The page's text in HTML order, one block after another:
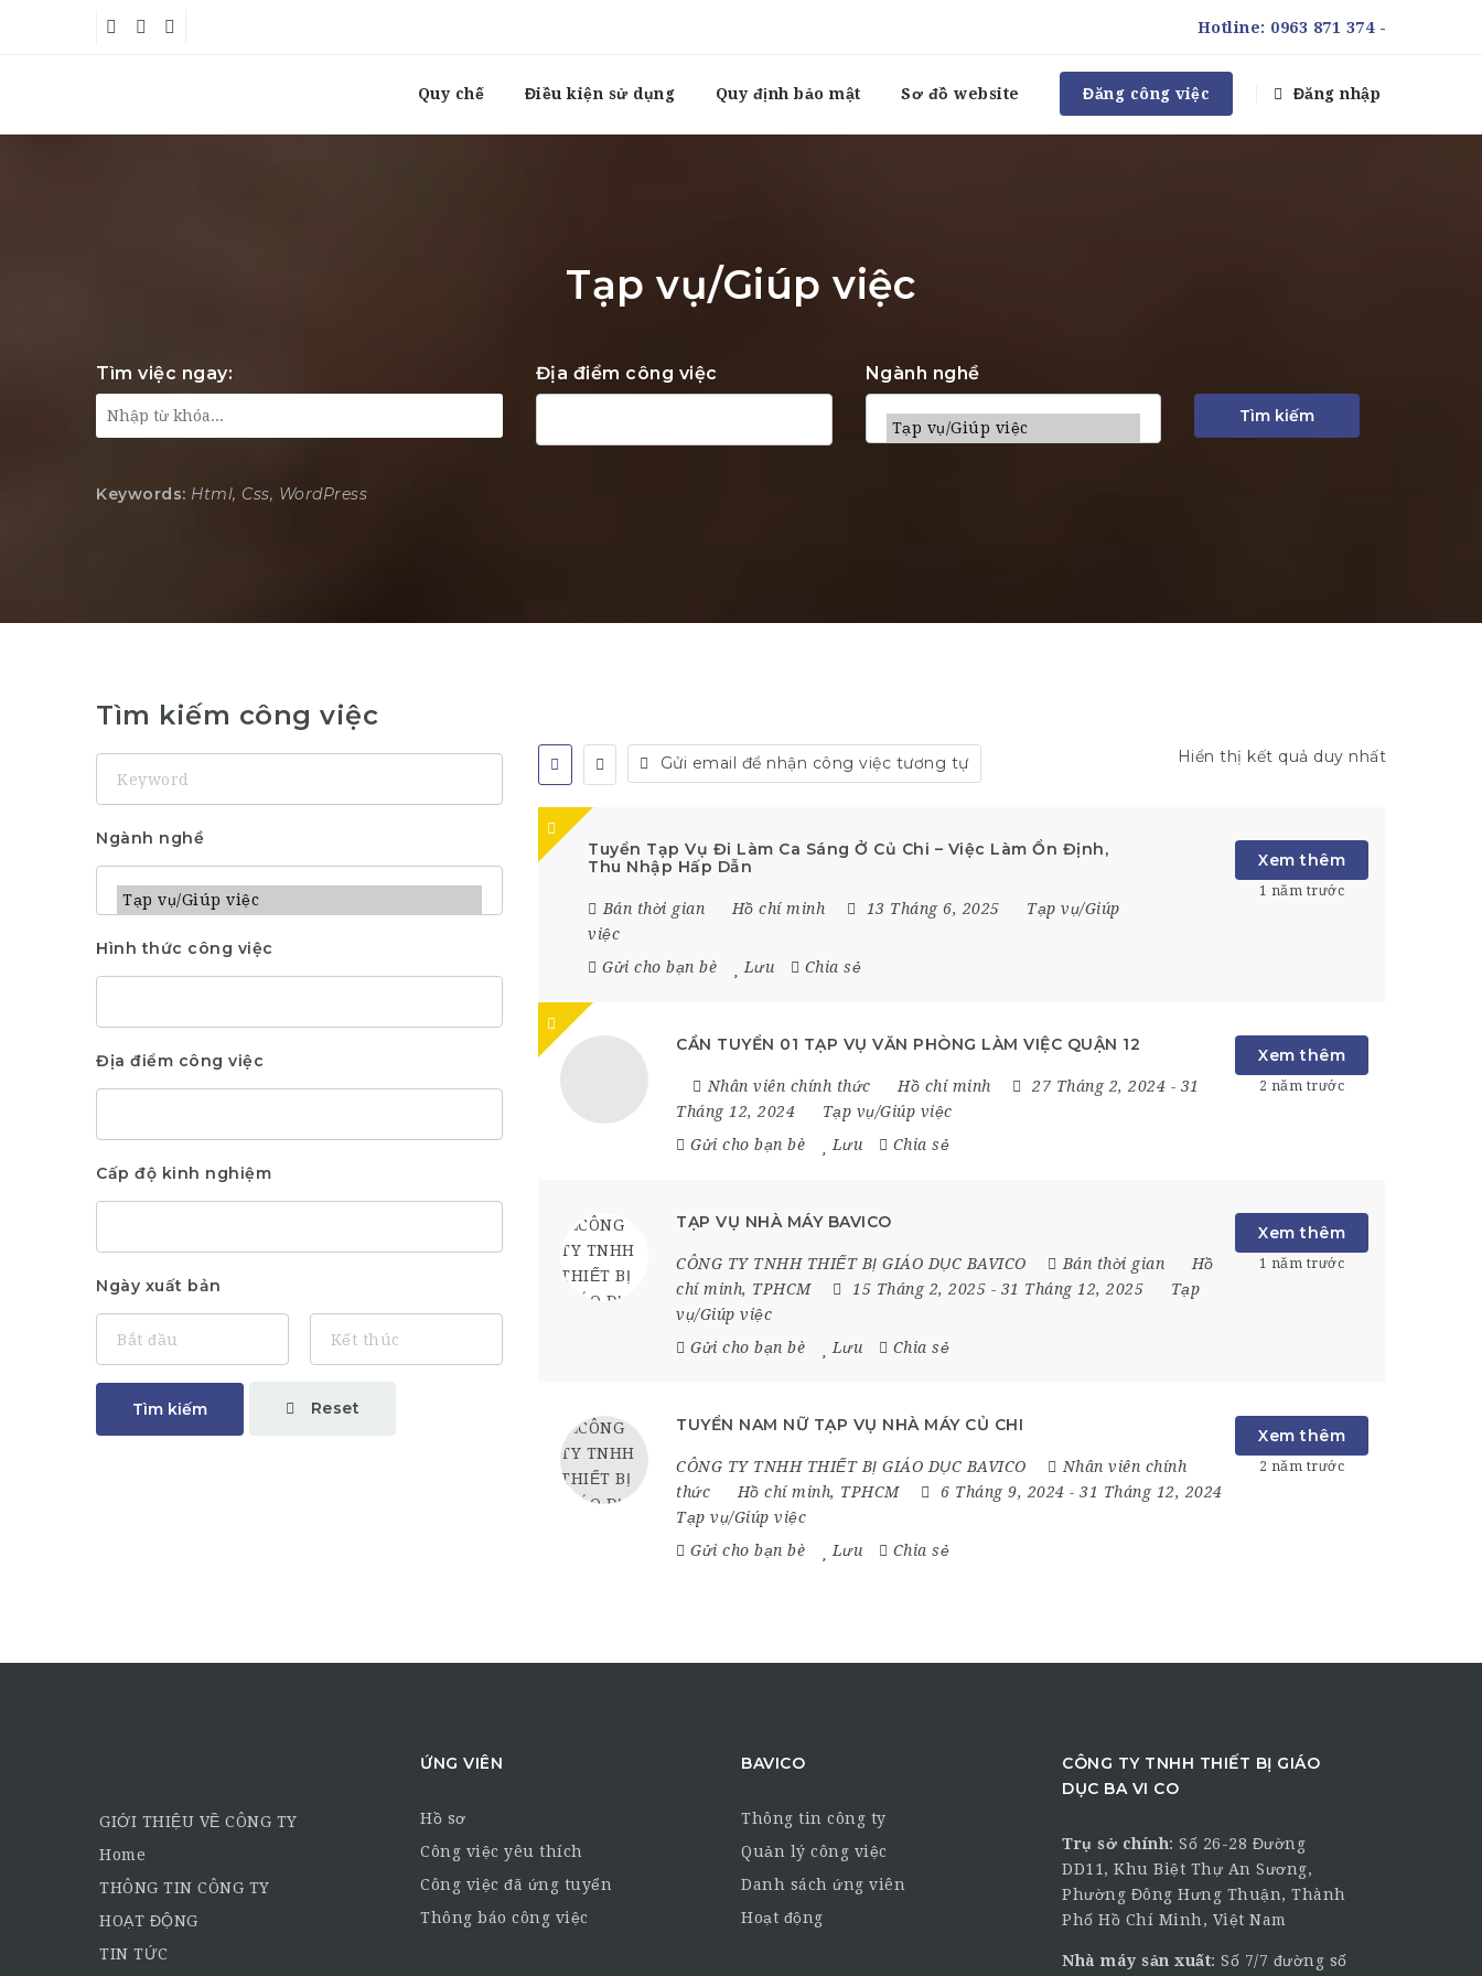
Hotline: 0963 871 374-
Quy chế Điều kiện sử dụng Quy định bảo mật Sơ đồ website Đăng công việc Đăng nhập
Tạp vụ/Giúp việc
Tìm việc ngay: Địa điểm công việc Ngành nghề
Tìm kiếm
Keywords: Html, Css, WordPress
Gửi email để nhận công việc tương tự Hiển thị kết quả duy nhất
Tuyển Tạp Vụ Đi Làm Ca Sáng Ở Củ Chi – Việc Làm Ổn Định,
Thu Nhập Hấp Dẫn
Bán thời gian Hồ chí minh 13 Tháng 6, 2025
Tạp vụ/Giúp
việc
Gửi cho bạn bè
Lưu Chia sẻ
Xem thêm
1 năm trước
CẦN TUYỂN 01 TẠP VỤ VĂN PHÒNG LÀM VIỆC QUẬN 12
Nhân viên chính thức Hồ chí minh 27 Tháng 2, 2024 - 31
Tháng 12, 2024
Tạp vụ/Giúp việc
Gửi cho bạn bè
Lưu Chia sẻ
Xem thêm
2 năm trước
TẠP VỤ NHÀ MÁY BAVICO
CÔNG TY TNHH THIẾT BỊ GIÁO DỤC BAVICO Bán thời gian
Hồ
chí minh, TPHCM 15 Tháng 2, 2025 - 31 Tháng 12, 2025
Tạp
vụ/Giúp việc
Gửi cho bạn bè
Lưu Chia sẻ
Xem thêm
1 năm trước
TUYỂN NAM NỮ TẠP VỤ NHÀ MÁY CỦ CHI
CÔNG TY TNHH THIẾT BỊ GIÁO DỤC BAVICO
Nhân viên chính
thức
Hồ chí minh, TPHCM 6 Tháng 9, 2024- 31 Tháng 12, 2024
Tạp vụ/Giúp việc
Gửi cho bạn bè
Lưu Chia sẻ
Xem thêm
2 năm trước
Tìm kiếm công việc
Ngành nghề
Hình thức công việc
Địa điểm công việc
Cấp độ kinh nghiệm
Ngày xuất bản
Tìm kiếm Reset
GIỚI THIỆU VỀ CÔNG TY
Home
THÔNG TIN CÔNG TY
HOẠT ĐỘNG
TIN TỨC
ỨNG VIÊN
Hồ sơ
Công việc yêu thích
Công việc đã ứng tuyển
Thông báo công việc
BAVICO
Thông tin công ty
Quản lý công việc
Danh sách ứng viên
Hoạt động
CÔNG TY TNHH THIẾT BỊ GIÁO
DỤC BA VI CO
Trụ sở chính: Số 26-28 Đường
DD11, Khu Biệt Thự An Sương,
Phường Đông Hưng Thuận, Thành
Phố Hồ Chí Minh, Việt Nam
Nhà máy sản xuất: Số 7/7 đường số